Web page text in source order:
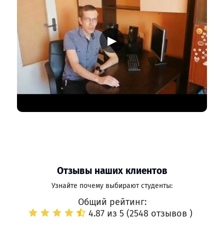
▶
Отзывы наших клиентов
Узнайте почему выбирают студенты:
Общий рейтинг:
4.87 из 5 (2548 отзывов )